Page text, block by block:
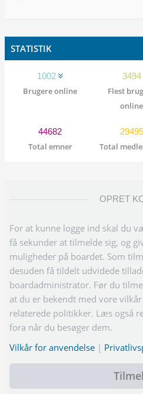
STATISTIK
1002
Brugere online
3494
Flest
online
44682
Total emner
29495
Total
OPRET
For at kunne logge ind skal du
få sekunder at tilmelde sig, og
muligheder på boardet. Som
desuden få tildelt udvidede
boardadministrator. Før du
at du er bekendt med vore
relaterede politikker. Læs også
fora når du besøger dem.
Vilkår for anvendelse |